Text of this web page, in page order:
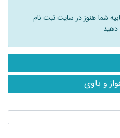
شما هنوز در سایت ثبت نام
دهید
و باوی